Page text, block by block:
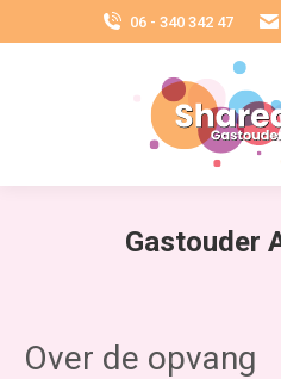
06 - 340 342 47
Gastouder
Over de opvang